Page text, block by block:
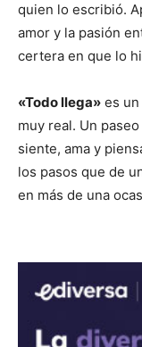
quien lo escribió.
amor y la pasión
certera en que lo
«Todo llega» es
muy real. Un
siente, ama y
los pasos que de
en más de una